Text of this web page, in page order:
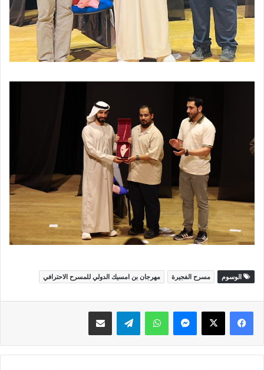
الوسوم مسرح الفجيرة مهرجان بن امسيك الدولي للمسرح الاحترافي
واتساب تيلقرام